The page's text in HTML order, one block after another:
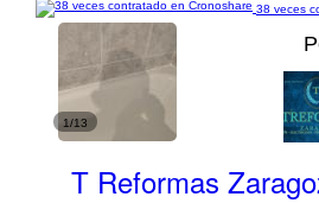
38 veces
1/13
T Reformas